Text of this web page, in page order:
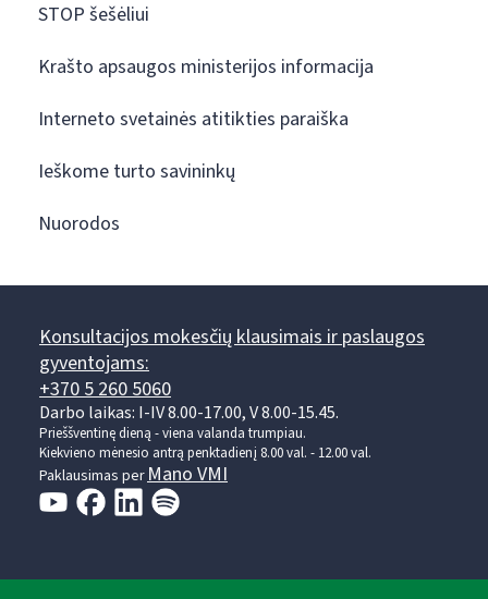
STOP šešėliui
Krašto apsaugos ministerijos informacija
Interneto svetainės atitikties paraiška
Ieškome turto savininkų
Nuorodos
Konsultacijos mokesčių klausimais ir paslaugos
gyventojams:
+370 5 260 5060
Darbo laikas: I-IV 8.00-17.00, V 8.00-15.45.
Prieššventinę dieną - viena valanda trumpiau.
Kiekvieno mėnesio antrą penktadienį 8.00 val. - 12.00 val.
Paklausimas perMano VMI